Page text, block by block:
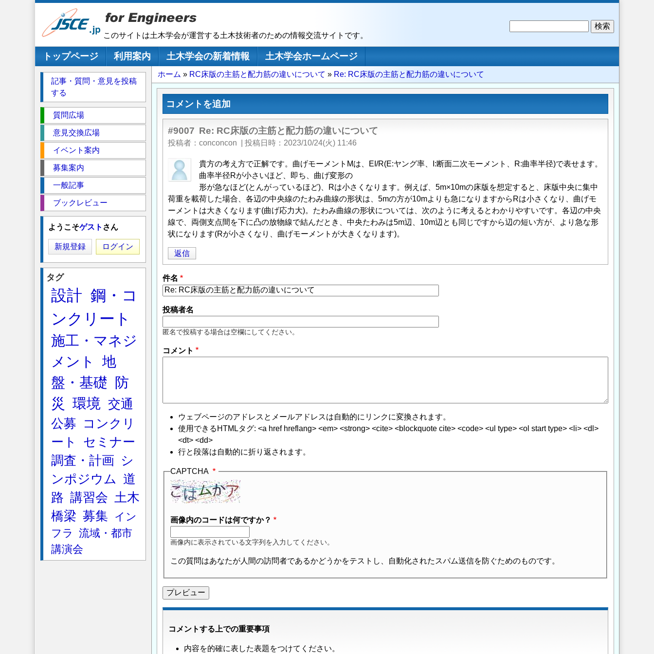
このサイトは土木学会が運営する土木技術者のための情報交流サイトです。
メインナビゲーション
トップページ 利用案内 土木学会の新着情報
土木学会ホームページ
パ
ン
ず
ホーム RC床版の主筋と配力筋の違いについて Re: RC床版の主筋と配力筋の違いについて
コメントを追加
#9007 Re: RC床版の主筋と配力筋の違いについて
投稿者 conconcon 投稿日時 2023/10/24(火) 11:46
貴方の考え方で正解です。曲げモーメントMは、EI/R(E:ヤング率、I:断面二次モーメント、R:曲率半径)で表せます。
曲率半径Rが小さいほど、即ち、曲げ変形の
形が急なほど(とんがっているほど)、Rは小さくなります。例えば、5m×10mの床版を想定すると、床版中央に集中
荷重を載荷した場合、各辺の中央線のたわみ曲線の形状は、5mの方が10mよりも急になりますからRは小さくなり、曲げモ
ーメントは大きくなります(曲げ応力大)。たわみ曲線の形状については、次のように考えるとわかりやすいです。各辺の中央
線で、両側支点間を下に凸の放物線で結んだとき、中央たわみは5m辺、10m辺とも同じですから辺の短い方が、より急な形
状になります(Rが小さくなり、曲げモーメントが大きくなります)。
返信
件名
投稿者名
匿名で投稿する場合は空欄にしてください。
コメント
ウェブページのアドレスとメールアドレスは自動的にリンクに変換されます。
使用できるHTMLタグ: <a href hreflang> <em> <strong> <cite> <blockquote cite> <code> <ul type> <ol start type> <li> <dl>
<dt> <dd>
行と段落は自動的に折り返されます。
CAPTCHA
画像内のコードは何ですか？
画像内に表示されている文字列を入力してください。
この質問はあなたが人間の訪問者であるかどうかをテストし、自動化されたスパム送信を防ぐためのものです。
コメントする上での重要事項
内容を的確に表した表題をつけてください。
記事・質問・意見を投稿
する
ク
シ
質問広場
意見交換広場
イベント案内
募集案内
一般記事
ブックレビュー
ようこそゲスト さん
新規登録 ログイン
タグ
設計 鋼・コ
ンクリート
施工・マネジ
メント
地
盤・基礎
防
災
環境 交通
公募
コンクリ
ート
セミナー
調査・計画
シ
ンポジウム 道
路 講習会 土木
橋梁 募集
イン
フラ
流域・都市
講演会